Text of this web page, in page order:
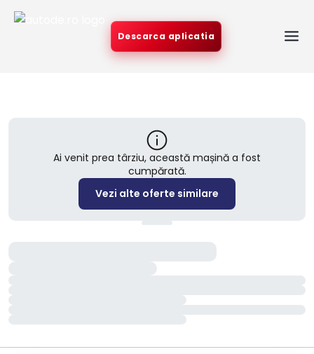
Descarca aplicatia
Ai venit prea târziu, această mașină a fost
cumpărată.
Vezi alte oferte similare